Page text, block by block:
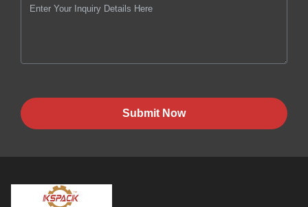
Submit Now